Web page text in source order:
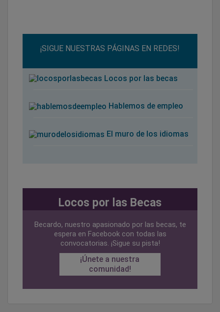
¡SIGUE NUESTRAS PÁGINAS EN REDES!
Locos por las becas
Hablemos de empleo
El muro de los idiomas
Locos por las Becas
Becardo, nuestro apasionado por las becas, te
espera en Facebook con todas las
convocatorias. ¡Sigue su pista!
¡Únete a nuestra
comunidad!